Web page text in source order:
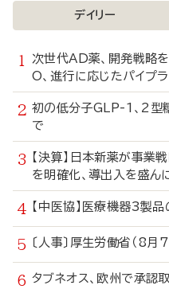
デイリー
次世代AD薬、開発戦略
O、進行に応じたパイプ
初の低分子GLP-1、2型
で
【決算】日本新薬が事
を明確化、導出入を盛ん
【中医協】医療機器3製
〔人事〕厚生労働省（8
タブネオス、欧州で承